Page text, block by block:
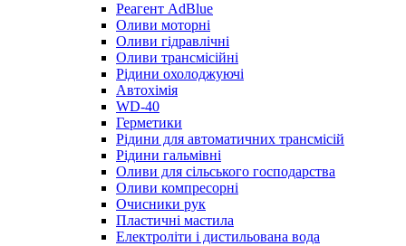
Реагент AdBlue
Оливи моторні
Оливи гідравлічні
Оливи трансмісійні
Рідини охолоджуючі
Автохімія
WD-40
Герметики
Рідини для автоматичних трансмісій
Рідини гальмівні
Оливи для сільського господарства
Оливи компресорні
Очисники рук
Пластичні мастила
Електроліти і дистильована вода